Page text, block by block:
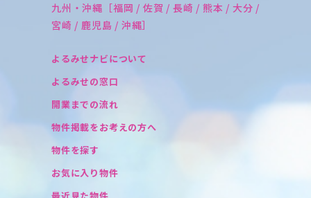
九州・沖縄［福岡 / 佐賀 / 長崎 / 熊本 / 大分 /
宮崎 / 鹿児島 / 沖縄］
よるみせナビについて
よるみせの窓口
開業までの流れ
物件掲載をお考えの方へ
物件を探す
お気に入り物件